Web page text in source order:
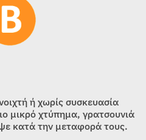
ή χωρίς συσκευασία
μικρό χτύπημα, γρατσουνιά
κατά την μεταφορά τους.